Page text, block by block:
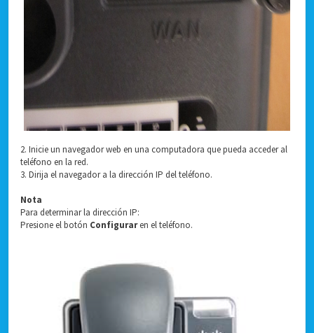
2. Inicie un navegador web en una computadora que pueda acceder al
teléfono en la red.
3. Dirija el navegador a la dirección IP del teléfono.
Nota
Para determinar la dirección IP:
Presione el botón Configuraren el teléfono.